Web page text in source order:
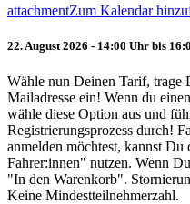
attachmentZum Kalendar
22. August 2026 - 14:00 Uhr bis
Wähle nun Deinen Tarif, trage
Mailadresse ein! Wenn du
wähle diese Option aus und
Registrierungsprozess durch!
anmelden möchtest, kannst
Fahrer:innen" nutzen. Wenn
"In den Warenkorb".
Keine Mindestteilnehmerzahl.